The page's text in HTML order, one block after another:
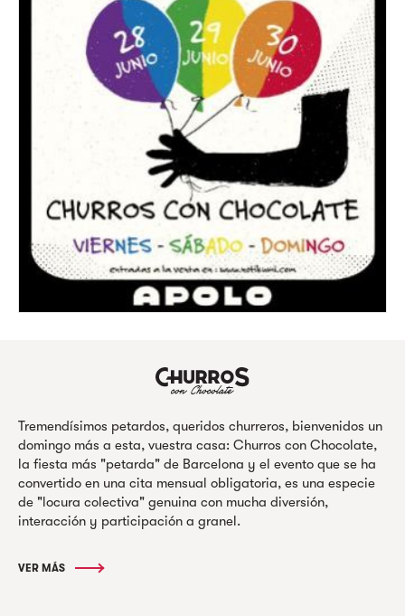
Tremendísimos petardos, queridos churreros, bienvenidos un
domingo más a esta, vuestra casa: Churros con Chocolate,
la fiesta más "petarda" de Barcelona y el evento que se ha
convertido en una cita mensual obligatoria, es una especie
de "locura colectiva" genuina con mucha diversión,
interacción y participación a granel.
VER MÁS